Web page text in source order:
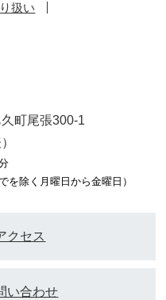
扱い
町尾張300-1
を除く月曜日から金曜日）
クセス
い合わせ